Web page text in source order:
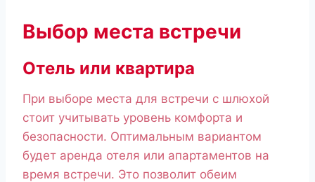
Выбор места встречи
Отель или квартира
При выборе места для встречи с шлюхой
стоит учитывать уровень комфорта и
безопасности. Оптимальным вариантом
будет аренда отеля или апартаментов на
время встречи. Это позволит обеим